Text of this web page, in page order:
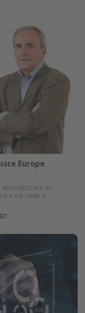
Europe
specializzata in
e ha sede a